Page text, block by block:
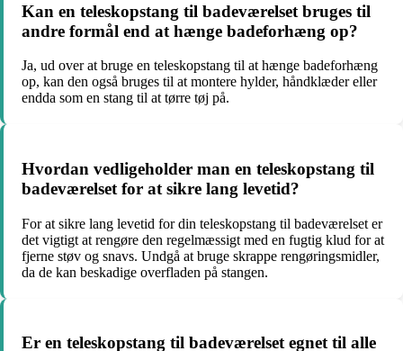
Kan en teleskopstang til badeværelset bruges til
andre formål end at hænge badeforhæng op?
Ja, ud over at bruge en teleskopstang til at hænge badeforhæng
op, kan den også bruges til at montere hylder, håndklæder eller
endda som en stang til at tørre tøj på.
Hvordan vedligeholder man en teleskopstang til
badeværelset for at sikre lang levetid?
For at sikre lang levetid for din teleskopstang til badeværelset er
det vigtigt at rengøre den regelmæssigt med en fugtig klud for at
fjerne støv og snavs. Undgå at bruge skrappe rengøringsmidler,
da de kan beskadige overfladen på stangen.
Er en teleskopstang til badeværelset egnet til alle